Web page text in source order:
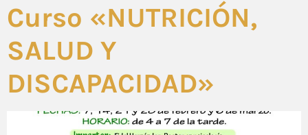
Curso «NUTRICIÓN,
SALUD Y
DISCAPACIDAD»